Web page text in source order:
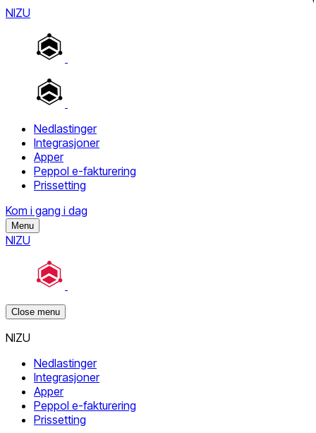
NIZU
Nedlastinger
Integrasjoner
Apper
Peppol e-fakturering
Prissetting
Kom i gang i dag
Menu
NIZU
Close menu
NIZU
Nedlastinger
Integrasjoner
Apper
Peppol e-fakturering
Prissetting